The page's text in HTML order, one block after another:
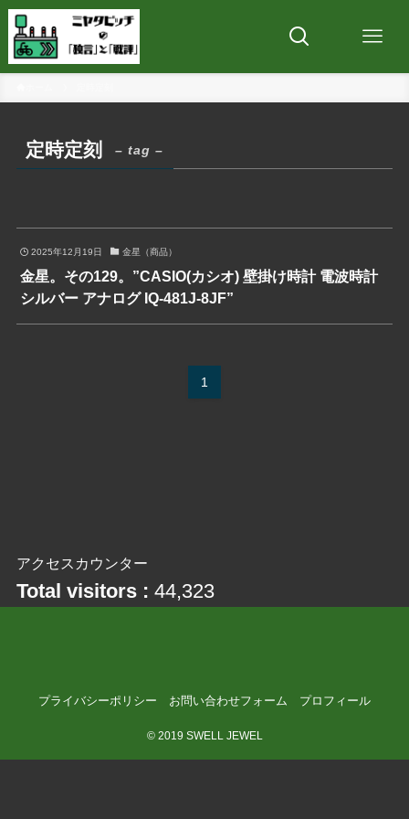
定時定刻 – tag –
2025年12月19日 金星（商品）
金星。その129。”CASIO(カシオ) 壁掛け時計 電波時計
シルバー アナログ IQ-481J-8JF”
1
アクセスカウンター
Total visitors : 44,323
プライバシーポリシー お問い合わせフォーム プロフィール
©2019 SWELL JEWEL